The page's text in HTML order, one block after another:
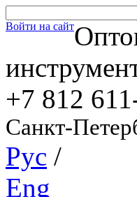
Войти на сайт
+7 812
Санкт-
Рус /
Eng